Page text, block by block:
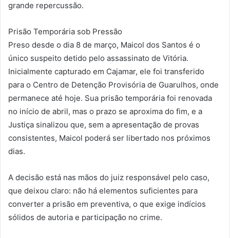
grande repercussão.
Prisão Temporária sob Pressão
Preso desde o dia 8 de março, Maicol dos Santos é o
único suspeito detido pelo assassinato de Vitória.
Inicialmente capturado em Cajamar, ele foi transferido
para o Centro de Detenção Provisória de Guarulhos, onde
permanece até hoje. Sua prisão temporária foi renovada
no início de abril, mas o prazo se aproxima do fim, e a
Justiça sinalizou que, sem a apresentação de provas
consistentes, Maicol poderá ser libertado nos próximos
dias.
A decisão está nas mãos do juiz responsável pelo caso,
que deixou claro: não há elementos suficientes para
converter a prisão em preventiva, o que exige indícios
sólidos de autoria e participação no crime.